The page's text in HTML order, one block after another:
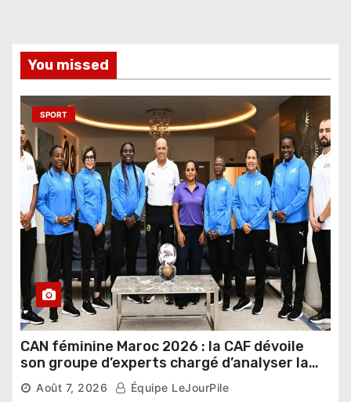
You missed
SPORT
CAN féminine Maroc 2026 : la CAF dévoile
son groupe d’experts chargé d’analyser la
compétition
Août 7, 2026 Équipe LeJourPile